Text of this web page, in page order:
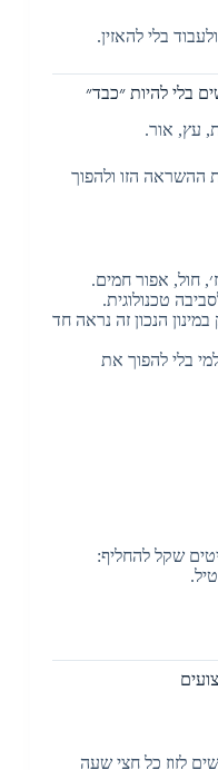
בלי להאזין.
בלי להיות ״כבד״
עץ, אור.
ההשראה הזו ולהפוך
חול, אפור חמים.
טכנולוגית.
הנכון זה נראה חד
בלי להפוך את
שקל להחליף:
לזוז כל חצי שעה